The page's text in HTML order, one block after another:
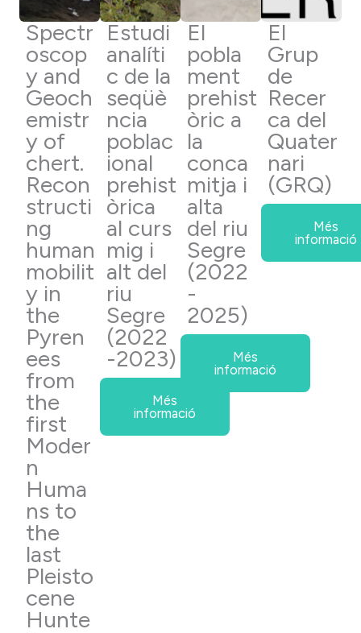
Spectr
oscop
y and
Geoch
emistr
y of
chert.
Recon
structi
ng
human
mobilit
y in
the
Pyren
ees
from
the
first
Moder
n
Huma
ns to
the
last
Pleisto
cene
Hunte
Estudi
analíti
c de la
seqüè
ncia
poblac
ional
prehist
òrica
al curs
mig i
alt del
riu
Segre
(2022
-2023)
Més
informació
El
pobla
ment
prehist
òric a
la
conca
mitja i
alta
del riu
Segre
(2022
-
2025)
Més
informació
El
Grup
de
Recer
ca del
Quater
nari
(GRQ)
Més
informació